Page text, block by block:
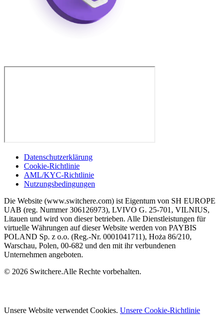
Datenschutzerklärung
Cookie-Richtlinie
AML/KYC-Richtlinie
Nutzungsbedingungen
Die Website (www.switchere.com) ist Eigentum von SH EUROPE
UAB (reg. Nummer 306126973), LVIVO G. 25-701, VILNIUS,
Litauen und wird von dieser betrieben. Alle Dienstleistungen für
virtuelle Währungen auf dieser Website werden von PAYBIS
POLAND Sp. z o.o. (Reg.-Nr. 0001041711), Hoża 86/210,
Warschau, Polen, 00-682 und den mit ihr verbundenen
Unternehmen angeboten.
© 2026 Switchere.Alle Rechte vorbehalten.
Unsere Website verwendet Cookies. Unsere Cookie-Richtlinie